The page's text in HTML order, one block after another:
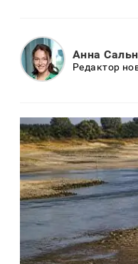
Анна
Редактор